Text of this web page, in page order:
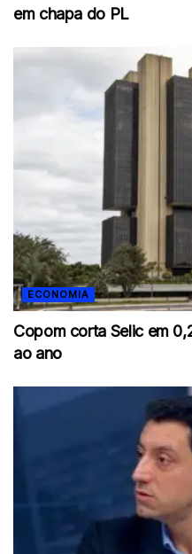
em chapa do PL
ECONOMIA
Copom corta Selic em
ao ano